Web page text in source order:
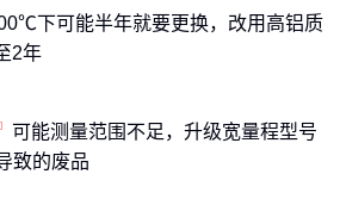
下可能半年就要更换，改用高铝质
2年
可能测量范围不足，升级宽量程型号
致的废品